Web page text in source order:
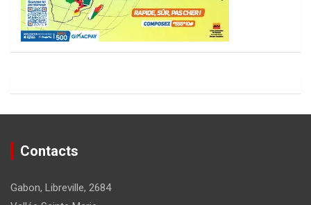
Contacts
Gabon, Libreville, 2684